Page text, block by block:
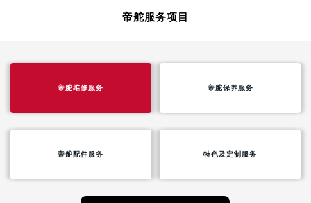
帝舵服务项目
帝舵维修服务 帝舵保养服务
帝舵配件服务 特色及定制服务